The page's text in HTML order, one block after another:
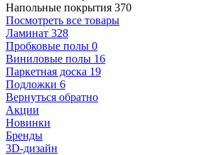
Напольные покрытия 370
Посмотреть все товары
Ламинат 328
Пробковые полы 0
Виниловые полы 16
Паркетная доска 19
Подложки 6
Вернуться обратно
Акции
Новинки
Бренды
3D-дизайн